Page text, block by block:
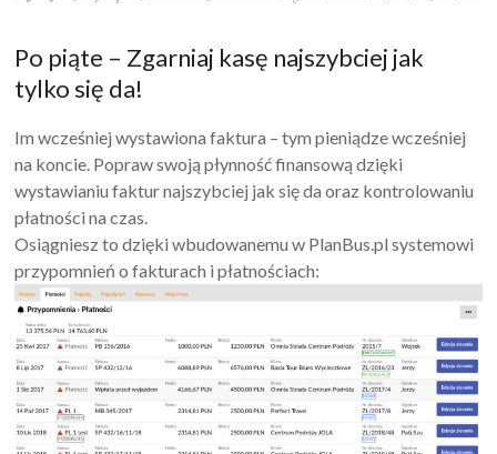
Po piąte – Zgarniaj kasę najszybciej jak
tylko się da!
Im wcześniej wystawiona faktura – tym pieniądze wcześniej
na koncie. Popraw swoją płynność finansową dzięki
wystawianiu faktur najszybciej jak się da oraz kontrolowaniu
płatności na czas.
Osiągniesz to dzięki wbudowanemu w PlanBus.pl systemowi
przypomnień o fakturach i płatnościach: